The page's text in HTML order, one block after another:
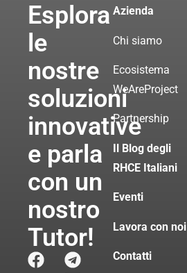
Esplora
le
nostre
soluzioni
innovative
e parla
con un
nostro
Tutor!
Azienda
Chi siamo
Ecosistema
WeAreProject
Partnership
Il Blog degli
RHCE Italiani
Eventi
Lavora con noi
Contatti